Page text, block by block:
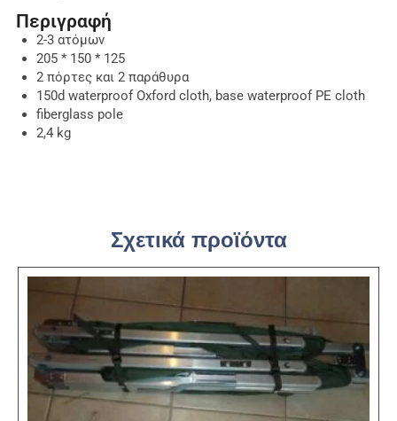
Περιγραφή
2-3 ατόμων
205 * 150 * 125
2 πόρτες και 2 παράθυρα
150d waterproof Oxford cloth, base waterproof PE cloth
fiberglass pole
2,4 kg
Σχετικά προϊόντα